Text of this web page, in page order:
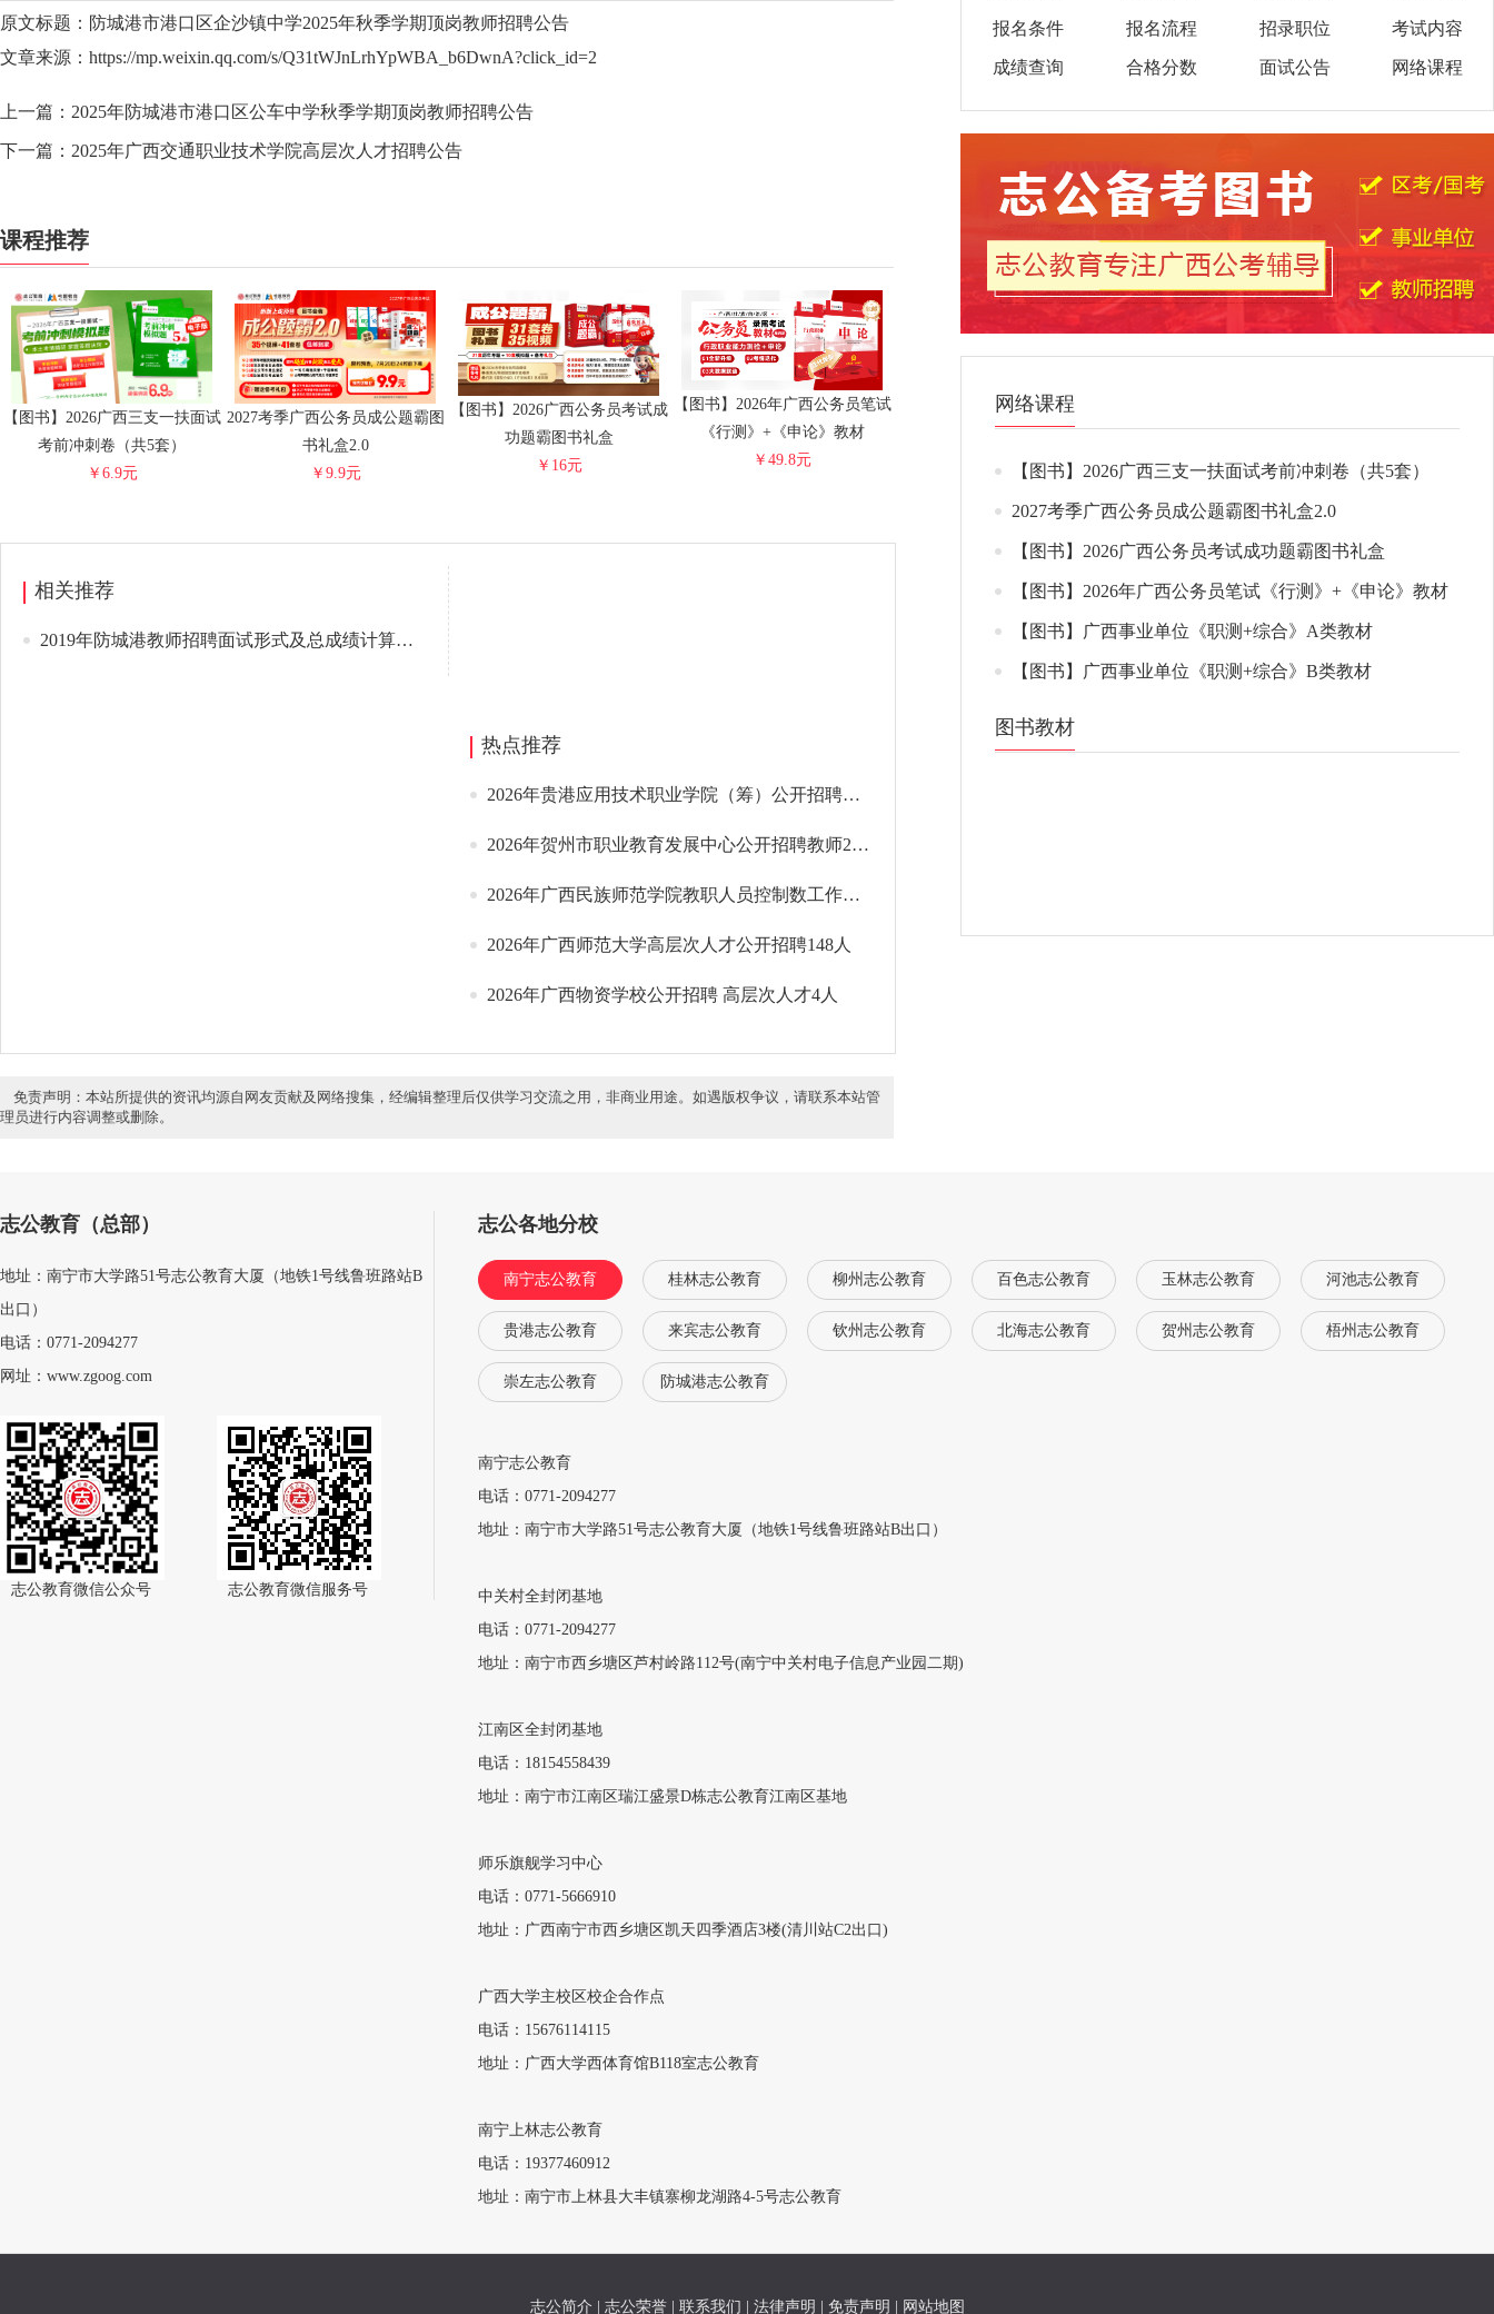
原文标题：防城港市港口区企沙镇中学2025年秋季学期顶岗教师招聘公告
文章来源：https://mp.weixin.qq.com/s/Q31tWJnLrhYpWBA_b6DwnA?click_id=2
上一篇： 2025年防城港市港口区公车中学秋季学期顶岗教师招聘公告
下一篇： 2025年广西交通职业技术学院高层次人才招聘公告
课程推荐
【图书】2026广西三支一扶面试
考前冲刺卷（共5套）
￥6.9元
2027考季广西公务员成公题霸图
书礼盒2.0
￥9.9元
【图书】2026广西公务员考试成
功题霸图书礼盒
￥16元
【图书】2026年广西公务员笔试
《行测》+《申论》教材
￥49.8元
相关推荐
2019年防城港教师招聘面试形式及总成绩计算方式
热点推荐
2026年贵港应用技术职业学院（筹）公开招聘招生老师32人
2026年贺州市职业教育发展中心公开招聘教师21人
2026年广西民族师范学院教职人员控制数工作人员公开招聘24人
2026年广西师范大学高层次人才公开招聘148人
2026年广西物资学校公开招聘 高层次人才4人
免责声明：本站所提供的资讯均源自网友贡献及网络搜集，经编辑整理后仅供学习交流之用，非商业用途。如遇版权争议，请联系本站管
理员进行内容调整或删除。
报名条件 报名流程 招录职位 考试内容
成绩查询 合格分数 面试公告 网络课程
网络课程
【图书】2026广西三支一扶面试考前冲刺卷（共5套）
2027考季广西公务员成公题霸图书礼盒2.0
【图书】2026广西公务员考试成功题霸图书礼盒
【图书】2026年广西公务员笔试《行测》+《申论》教材
【图书】广西事业单位《职测+综合》A类教材
【图书】广西事业单位《职测+综合》B类教材
图书教材
志公教育（总部）
地址：南宁市大学路51号志公教育大厦（地铁1号线鲁班路站B
出口）
电话：0771-2094277
网址：www.zgoog.com
志公教育微信公众号 志公教育微信服务号
志公各地分校
南宁志公教育 桂林志公教育 柳州志公教育 百色志公教育 玉林志公教育 河池志公教育
贵港志公教育 来宾志公教育 钦州志公教育 北海志公教育 贺州志公教育 梧州志公教育
崇左志公教育 防城港志公教育
南宁志公教育
电话：0771-2094277
地址：南宁市大学路51号志公教育大厦（地铁1号线鲁班路站B出口）
中关村全封闭基地
电话：0771-2094277
地址：南宁市西乡塘区芦村岭路112号(南宁中关村电子信息产业园二期)
江南区全封闭基地
电话：18154558439
地址：南宁市江南区瑞江盛景D栋志公教育江南区基地
师乐旗舰学习中心
电话：0771-5666910
地址：广西南宁市西乡塘区凯天四季酒店3楼(清川站C2出口)
广西大学主校区校企合作点
电话：15676114115
地址：广西大学西体育馆B118室志公教育
南宁上林志公教育
电话：19377460912
地址：南宁市上林县大丰镇寨柳龙湖路4-5号志公教育
志公简介 志公荣誉| 联系我们 法律声明 免责声明 网站地图